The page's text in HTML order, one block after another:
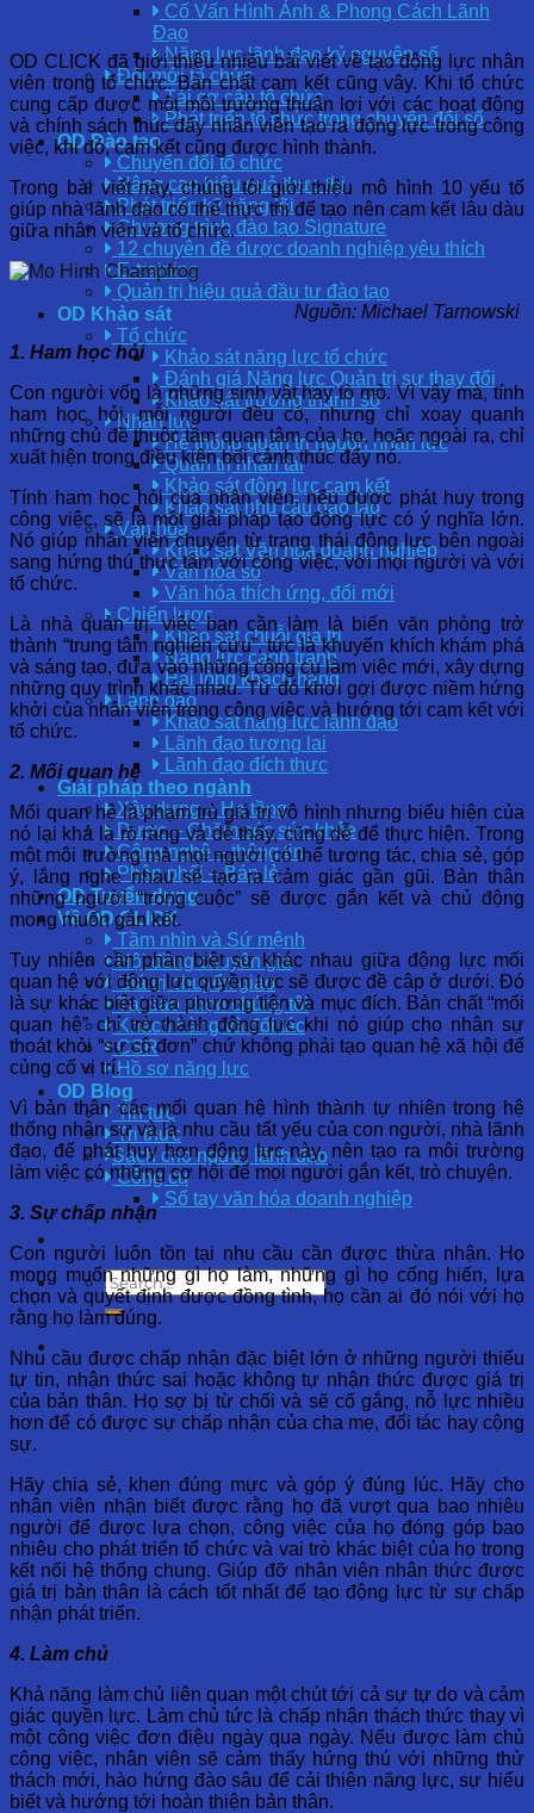
Cố Vấn Hình Ảnh & Phong Cách Lãnh
Đạo
Năng lực lãnh đạo kỷ nguyên số
Đổi mới tổ chức
Tái cơ cấu tổ chức
Phát triển tổ chức trong chuyển đổi số
OD Đào tạo
Chuyển đổi tổ chức
Nâng cao hiệu quả thực thi
Phát triển kỹ năng lõi
Chương trình đào tạo Signature
12 chuyên đề được doanh nghiệp yêu thích
E-training
Quản trị hiệu quả đầu tư đào tạo
OD Khảo sát
Tổ chức
Khảo sát năng lực tổ chức
Đánh giá Năng lực Quản trị sự thay đổi
Khảo sát trưởng thành số
Nhân lực
Hệ thống quản trị nguồn nhân lực
Quản trị nhân tài
Khảo sát động lực cam kết
Khảo sát nhu cầu đào tạo
Văn hóa
Khảo sát Văn hóa doanh nghiệp
Văn hóa số
Văn hóa thích ứng, đổi mới
Chiến lược
Khảo sát chuỗi giá trị
Năng lực cạnh tranh
Hài lòng khách hàng
Lãnh đạo
Khảo sát năng lực lãnh đạo
Lãnh đạo tương lai
Lãnh đạo đích thực
Giải pháp theo ngành
Xây dựng – Hạ tầng
Dược – Chăm sóc sức khỏe
Công nghệ – thông tin
Phân phối – Bán lẻ
OD Tuyển dụng
Về OD CLICK
Tầm nhìn và Sứ mệnh
Hội đồng chuyên gia
Giá trị chuyển giao
Tại sao chọn chúng tôi
Khách hàng và đối tác
CSR
Hồ sơ năng lực
OD Blog
Tin tức
Tri thức
Sách cho người lãnh đạo
Công cụ
Sổ tay văn hóa doanh nghiệp
OD CLICK đã giới thiệu nhiều bài viết về tạo động lực nhân
viên trong tổ chức. Bản chất cam kết cũng vậy. Khi tổ chức
cung cấp được một môi trường thuận lợi với các hoạt động
và chính sách thúc đẩy nhân viên tạo ra động lực trong công
việc, khi đó, cam kết cũng được hình thành.
Trong bài viết này, chúng tôi giới thiệu mô hình 10 yếu tố
giúp nhà lãnh đạo có thể thực thi để tạo nên cam kết lâu dàu
giữa nhân viên và tổ chức.
Nguồn: Michael Tarnowski
1. Ham học hỏi
Con người vốn là những sinh vật hay tò mò. Vì vậy mà, tính
ham học hỏi, mỗi người đều có, nhưng chỉ xoay quanh
những chủ đề thuộc tầm quan tâm của họ, hoặc ngoài ra, chỉ
xuất hiện trong điều kiện bối cảnh thúc đẩy nó.
Tính ham học hỏi của nhân viên, nếu được phát huy trong
công việc, sẽ là một giải pháp tạo động lực có ý nghĩa lớn.
Nó giúp nhân viên chuyển từ trạng thái động lực bên ngoài
sang hứng thú thực tâm với công việc, với mọi người và với
tổ chức.
Là nhà quản trị, việc bạn cần làm là biến văn phòng trở
thành “trung tâm nghiên cứu”, tức là khuyến khích khám phá
và sáng tạo, đưa vào những công cụ làm việc mới, xây dựng
những quy trình khác nhau. Từ đó khơi gợi được niềm hứng
khởi của nhân viên trong công việc và hướng tới cam kết với
tổ chức.
2. Mối quan hệ
Mối quan hệ là phạm trù giá trị vô hình nhưng biểu hiện của
nó lại khá là rõ ràng và dễ thấy, cũng dễ để thực hiện. Trong
một môi trường mà mọi người có thể tương tác, chia sẻ, góp
ý, lắng nghe nhau sẽ tạo ra cảm giác gần gũi. Bản thân
những người “trong cuộc” sẽ được gắn kết và chủ động
mong muốn gắn kết.
Tuy nhiên cần phân biệt sự khác nhau giữa động lực mối
quan hệ với động lực quyền lực sẽ được đề cập ở dưới. Đó
là sự khác biệt giữa phương tiện và mục đích. Bản chất “mối
quan hệ” chỉ trở thành động lực khi nó giúp cho nhân sự
thoát khỏi “sự cô đơn” chứ không phải tạo quan hệ xã hội để
củng cố vị trí.
Vì bản thân các mối quan hệ hình thành tự nhiên trong hệ
thống nhân sự và là nhu cầu tất yếu của con người, nhà lãnh
đạo, để phát huy hơn động lực này, nên tạo ra môi trường
làm việc có những cơ hội để mọi người gắn kết, trò chuyện.
3. Sự chấp nhận
Con người luôn tồn tại nhu cầu cần được thừa nhận. Họ
mong muốn những gì họ làm, những gì họ cống hiến, lựa
chọn và quyết định được đồng tình, họ cần ai đó nói với họ
rằng họ làm đúng.
Nhu cầu được chấp nhận đặc biệt lớn ở những người thiếu
tự tin, nhận thức sai hoặc không tự nhận thức được giá trị
của bản thân. Họ sợ bị từ chối và sẽ cố gắng, nỗ lực nhiều
hơn để có được sự chấp nhận của cha mẹ, đối tác hay cộng
sự.
Hãy chia sẻ, khen đúng mực và góp ý đúng lúc. Hãy cho
nhân viên nhận biết được rằng họ đã vượt qua bao nhiêu
người để được lựa chọn, công việc của họ đóng góp bao
nhiêu cho phát triển tổ chức và vai trò khác biệt của họ trong
kết nối hệ thống chung. Giúp đỡ nhân viên nhân thức được
giá trị bản thân là cách tốt nhất để tạo động lực từ sự chấp
nhận phát triển.
4. Làm chủ
Khả năng làm chủ liên quan một chút tới cả sự tự do và cảm
giác quyền lực. Làm chủ tức là chấp nhận thách thức thay vì
một công việc đơn điệu ngày qua ngày. Nếu được làm chủ
công việc, nhân viên sẽ cảm thấy hứng thú với những thử
thách mới, hào hứng đào sâu để cải thiện năng lực, sự hiểu
biết và hướng tới hoàn thiện bản thân.